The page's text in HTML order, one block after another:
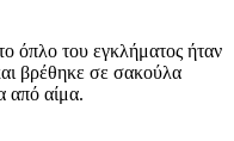
όπλο του εγκλήματος ήταν
βρέθηκε σε σακούλα
από αίμα.